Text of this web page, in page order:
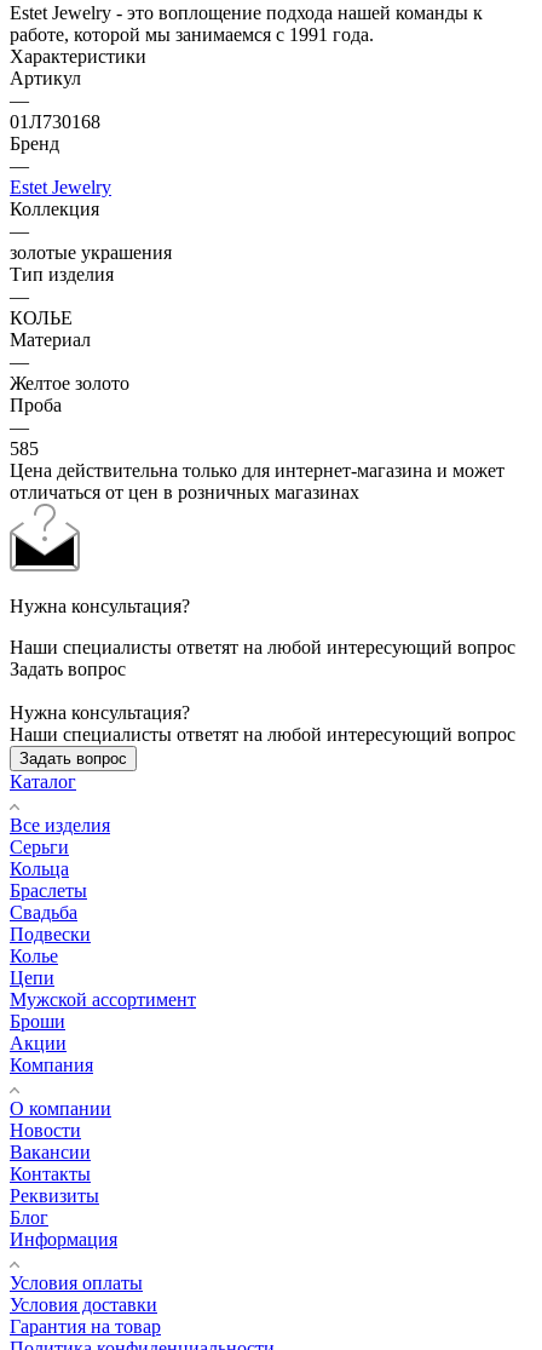
Estet Jewelry - это воплощение подхода нашей команды к
работе, которой мы занимаемся с 1991 года.
Характеристики
Артикул
—
01Л730168
Бренд
—
Estet Jewelry
Коллекция
—
золотые украшения
Тип изделия
—
КОЛЬЕ
Материал
—
Желтое золото
Проба
—
585
Цена действительна только для интернет-магазина и может
отличаться от цен в розничных магазинах
Нужна консультация?
Наши специалисты ответят на любой интересующий вопрос
Задать вопрос
Нужна консультация?
Наши специалисты ответят на любой интересующий вопрос
Задать вопрос
Каталог
Все изделия
Серьги
Кольца
Браслеты
Свадьба
Подвески
Колье
Цепи
Мужской ассортимент
Броши
Акции
Компания
О компании
Новости
Вакансии
Контакты
Реквизиты
Блог
Информация
Условия оплаты
Условия доставки
Гарантия на товар